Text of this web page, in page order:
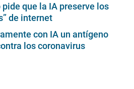
pide que la IA preserve los
de internet
con IA un antígeno
los coronavirus